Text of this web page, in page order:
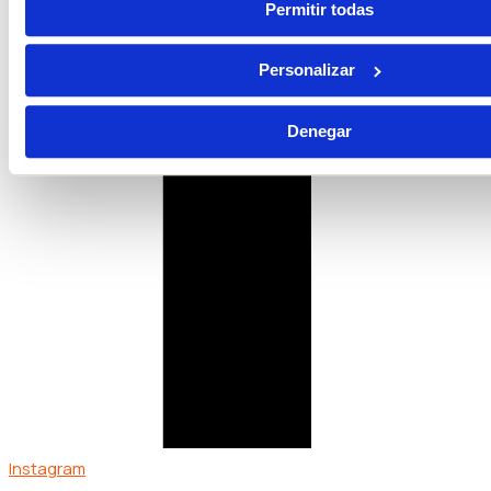
Permitir todas
Personalizar
Denegar
Instagram